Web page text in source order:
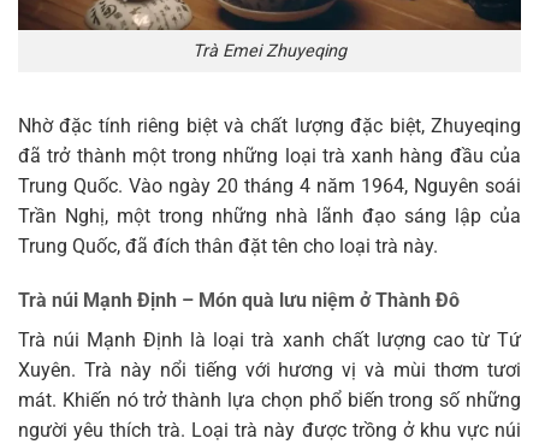
Trà Emei Zhuyeqing
Nhờ đặc tính riêng biệt và chất lượng đặc biệt, Zhuyeqing
đã trở thành một trong những loại trà xanh hàng đầu của
Trung Quốc. Vào ngày 20 tháng 4 năm 1964, Nguyên soái
Trần Nghị, một trong những nhà lãnh đạo sáng lập của
Trung Quốc, đã đích thân đặt tên cho loại trà này.
Trà núi Mạnh Định – Món quà lưu niệm ở Thành Đô
Trà núi Mạnh Định là loại trà xanh chất lượng cao từ Tứ
Xuyên. Trà này nổi tiếng với hương vị và mùi thơm tươi
mát. Khiến nó trở thành lựa chọn phổ biến trong số những
người yêu thích trà. Loại trà này được trồng ở khu vực núi